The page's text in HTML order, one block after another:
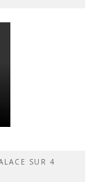
SUR 4